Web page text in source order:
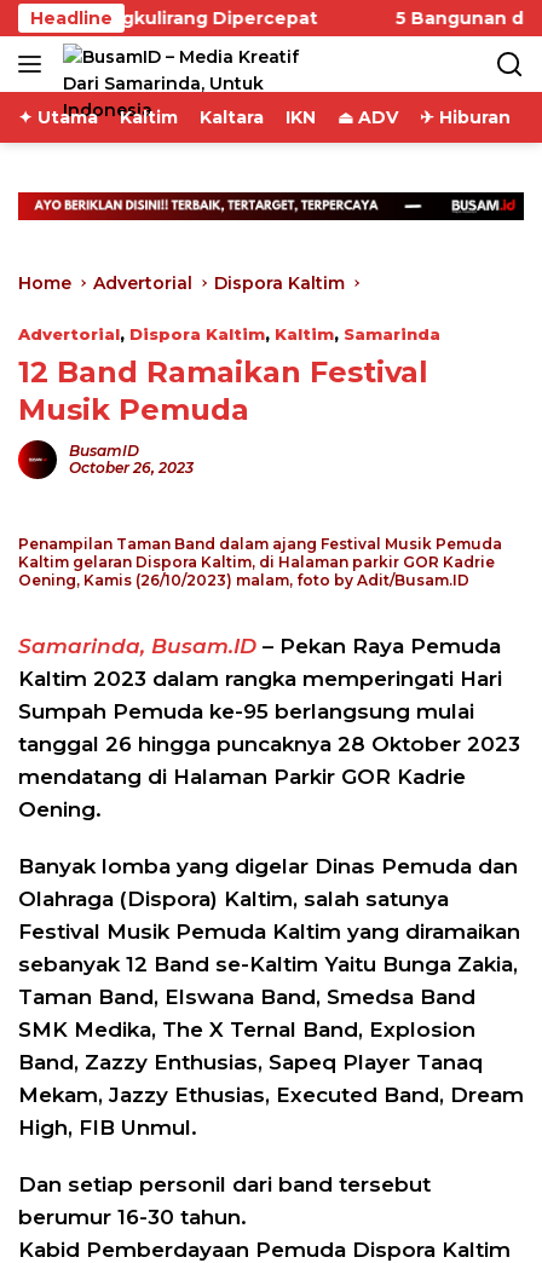
Skip
to
content
Headline Dipercepat 5 Bangunan di
✦ Utama Kaltim Kaltara IKN ⏏ ADV ✈ Hiburan
Home Advertorial Dispora Kaltim
Advertorial, Dispora Kaltim, Kaltim, Samarinda
12 Band Ramaikan Festival
Musik Pemuda
BusamID
October 26, 2023
Penampilan Taman Band dalam ajang Festival Musik Pemuda
Kaltim gelaran Dispora Kaltim, di Halaman parkir GOR Kadrie
Oening, Kamis (26/10/2023) malam, foto by Adit/Busam.ID
Samarinda, Busam.ID – Pekan Raya Pemuda
Kaltim 2023 dalam rangka memperingati Hari
Sumpah Pemuda ke-95 berlangsung mulai
tanggal 26 hingga puncaknya 28 Oktober 2023
mendatang di Halaman Parkir GOR Kadrie
Oening.
Banyak lomba yang digelar Dinas Pemuda dan
Olahraga (Dispora) Kaltim, salah satunya
Festival Musik Pemuda Kaltim yang diramaikan
sebanyak 12 Band se-Kaltim Yaitu Bunga Zakia,
Taman Band, Elswana Band, Smedsa Band
SMK Medika, The X Ternal Band, Explosion
Band, Zazzy Enthusias, Sapeq Player Tanaq
Mekam, Jazzy Ethusias, Executed Band, Dream
High, FIB Unmul.
Dan setiap personil dari band tersebut
berumur 16-30 tahun.
Kabid Pemberdayaan Pemuda Dispora Kaltim